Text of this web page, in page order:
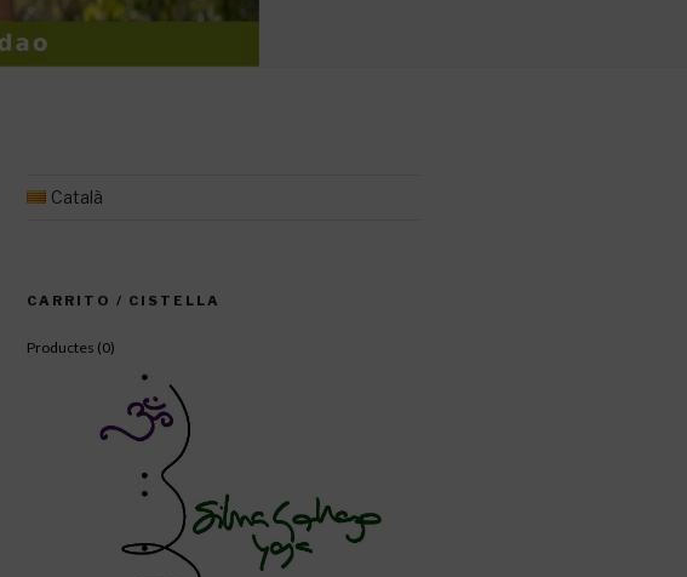
Català
CARRITO / CISTELLA
Productes (0)